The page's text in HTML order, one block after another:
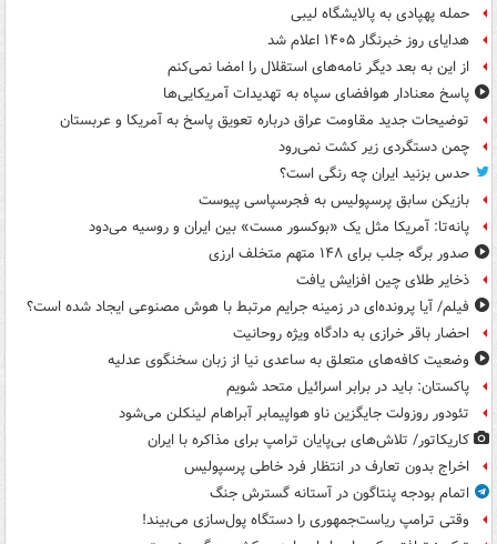
حمله پهپادی به پالایشگاه لیبی
هدایای روز خبرنگار ۱۴۰۵ اعلام شد
از این به بعد دیگر نامه‌های استقلال را امضا نمی‌کنم
پاسخ معنادار هوافضای سپاه به تهدیدات آمریکایی‌ها
توضیحات جدید مقاومت عراق درباره تعویق پاسخ به آمریکا و عربستان
چمن دستگردی زیر کشت نمی‌رود
حدس بزنید ایران چه رنگی است؟
بازیکن سابق پرسپولیس به فجرسپاسی پیوست
پانه‌تا: آمریکا مثل یک «بوکسور مست» بین ایران و روسیه می‌دود
صدور برگه جلب برای ۱۴۸ متهم متخلف ارزی
ذخایر طلای چین افزایش یافت
فیلم/ آیا پرونده‌ای در زمینه جرایم مرتبط با هوش مصنوعی ایجاد شده است؟
احضار باقر خرازی به دادگاه ویژه روحانیت
وضعیت کافه‌های متعلق به ساعدی نیا از زبان سخنگوی عدلیه
پاکستان: باید در برابر اسرائیل متحد شویم
تئودور روزولت جایگزین ناو هواپیمابر آبراهام لینکلن می‌شود
کاریکاتور/ تلاش‌های بی‌پایان ترامپ برای مذاکره با ایران
اخراج بدون تعارف در انتظار فرد خاطی پرسپولیس
اتمام بودجه پنتاگون در آستانه گسترش جنگ
وقتی ترامپ ریاست‌جمهوری را دستگاه پول‌سازی می‌بیند!